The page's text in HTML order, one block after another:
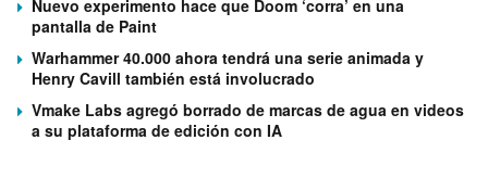
Nuevo experimento hace que Doom ‘corra’ en una
pantalla de Paint
Warhammer 40.000 ahora tendrá una serie animada y
Henry Cavill también está involucrado
Vmake Labs agregó borrado de marcas de agua en videos
a su plataforma de edición con IA